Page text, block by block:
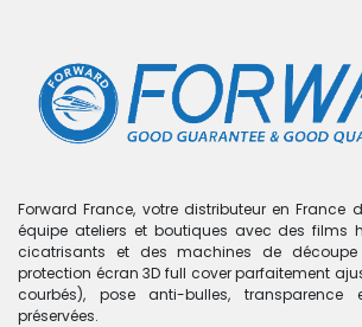
Boutique
Nous n'avons
produit !
Aucun produit défini dans la
Forward France, votre distributeur en France
équipe ateliers et boutiques avec des films
cicatrisants et des machines de
protection écran 3D full cover parfaitement
courbés), pose anti-bulles, transparence
préservées.